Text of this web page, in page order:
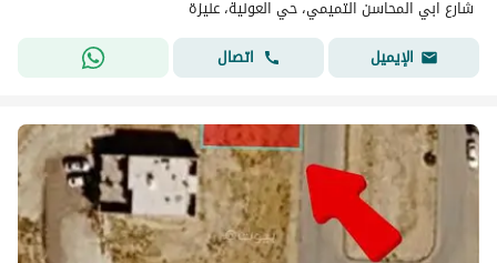
شارع ابي المحاسن التميمي، حي العونية، عنيزة
الإيميل
اتصال